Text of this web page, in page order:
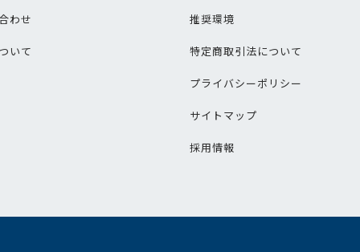
わせ
いて
推奨環境
特定商取引法について
プライバシーポリシー
サイトマップ
採用情報